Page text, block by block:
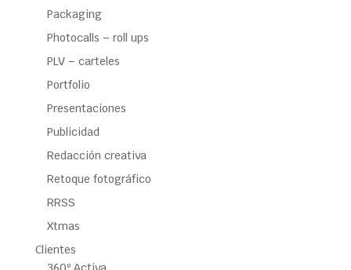
Packaging
Photocalls – roll ups
PLV – carteles
Portfolio
Presentaciones
Publicidad
Redacción creativa
Retoque fotográfico
RRSS
Xtmas
Clientes